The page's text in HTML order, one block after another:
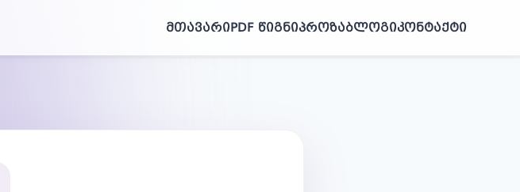
მთავარიPDF წიგნიპროზაბლოგიკონტაქტი